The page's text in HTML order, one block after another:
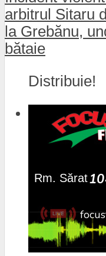
arbitrul Sitaru
la Grebănu,
bătaie
Distribuie!